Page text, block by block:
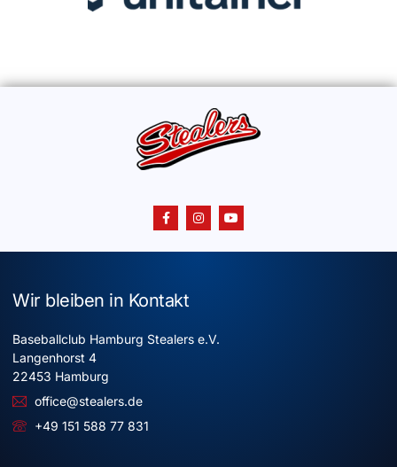
Wir bleiben in Kontakt
Baseballclub Hamburg Stealers e.V.
Langenhorst 4
22453 Hamburg
office@stealers.de
+49 151 588 77 831